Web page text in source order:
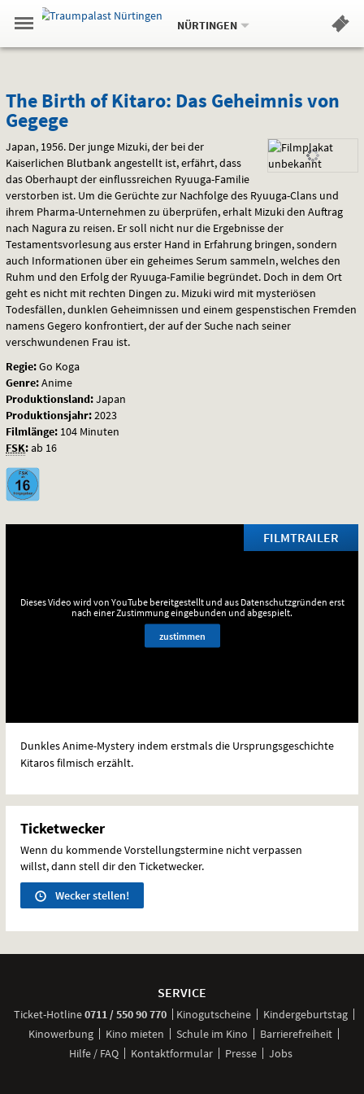
Springe
zum
,zum
.
Navigation
Gehe
zur
Standortauswahl
Standort:
NÜRTINGEN.
Hinweis
The
Birth
of
Kitaro:
Das
Geheimnis
von
Gegege
The Birth of Kitaro: Das Geheimnis von
Gegege
Japan, 1956. Der junge Mizuki, der bei der
Kaiserlichen Blutbank angestellt ist, erfährt, dass
das Oberhaupt der einflussreichen Ryuuga-Familie
verstorben ist. Um die Gerüchte zur Nachfolge des Ryuuga-Clans und
ihrem Pharma-Unternehmen zu überprüfen, erhalt Mizuki den Auftrag
nach Nagura zu reisen. Er soll nicht nur die Ergebnisse der
Testamentsvorlesung aus erster Hand in Erfahrung bringen, sondern
auch Informationen über ein geheimes Serum sammeln, welches den
Ruhm und den Erfolg der Ryuuga-Familie begründet. Doch in dem Ort
geht es nicht mit rechten Dingen zu. Mizuki wird mit mysteriösen
Todesfällen, dunklen Geheimnissen und einem gespenstischen Fremden
namens Gegero konfrontiert, der auf der Suche nach seiner
verschwundenen Frau ist.
Regie:Go Koga
Genre:Anime
Produktionsland:Japan
Produktionsjahr:2023
Filmlänge: 104 Minuten
FSK:ab 16
FILMTRAILER
Dieses Video wird von YouTube bereitgestellt und aus Datenschutzgründen erst
nach einer Zustimmung eingebunden und abgespielt.
zustimmen
Dunkles Anime-Mystery indem erstmals die Ursprungsgeschichte
Kitaros filmisch erzählt.
Ticketwecker
Wenn du kommende Vorstellungstermine nicht verpassen
willst, dann stell dir den Ticketwecker.
Wecker stellen!
SERVICE
Ticket-Hotline0711 / 550 90 770anrufen
Kinogutscheine
Kindergeburtstag
Kinowerbung
Kino mieten Schule im Kino
Barrierefreiheit
Hilfe / FAQ
Kontaktformular Presse Jobs